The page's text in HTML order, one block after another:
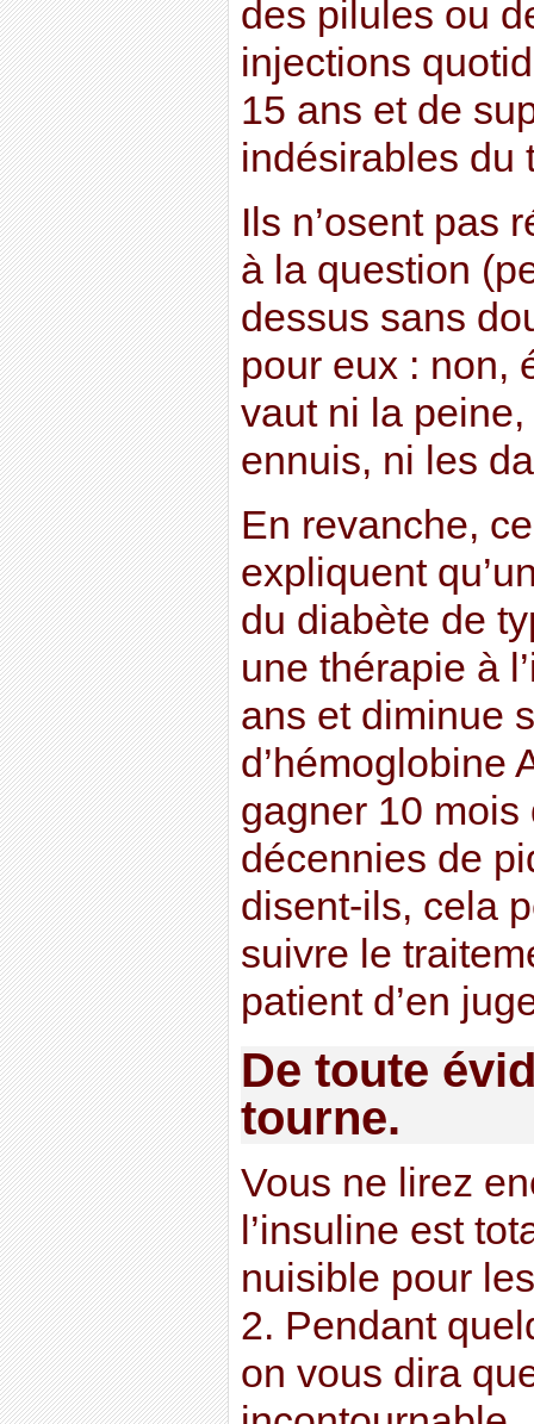
des pilules ou
injections
15 ans et de
indésirables du
Ils n’osent pas
à la question
dessus sans
pour eux : non,
vaut ni la
ennuis, ni les
En revanche,
expliquent
du diabète de
une thérapie à
ans et diminue
d’hémoglobine
gagner 10
décennies de
disent-ils, cela
suivre le
patient d’en
De toute
tourne.
Vous ne lirez
l’insuline est
nuisible pour
2. Pendant
on vous dira